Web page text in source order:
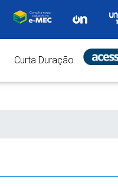
Curta Duração